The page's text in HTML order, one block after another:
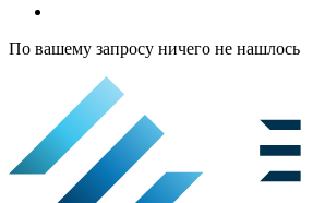
По вашему запросу ничего не нашлось